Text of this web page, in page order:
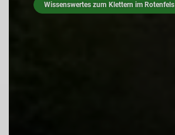
Wissenswertes zum Klettern im Rotenfels